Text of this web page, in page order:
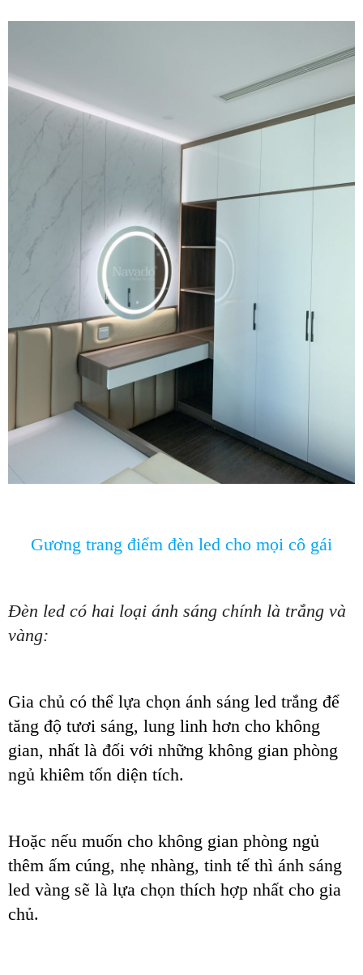
Gương trang điểm đèn led cho mọi cô gái
Đèn led có hai loại ánh sáng chính là trắng và
vàng:
Gia chủ có thể lựa chọn ánh sáng led trắng để
tăng độ tươi sáng, lung linh hơn cho không
gian, nhất là đối với những không gian phòng
ngủ khiêm tốn diện tích.
Hoặc nếu muốn cho không gian phòng ngủ
thêm ấm cúng, nhẹ nhàng, tinh tế thì ánh sáng
led vàng sẽ là lựa chọn thích hợp nhất cho gia
chủ.